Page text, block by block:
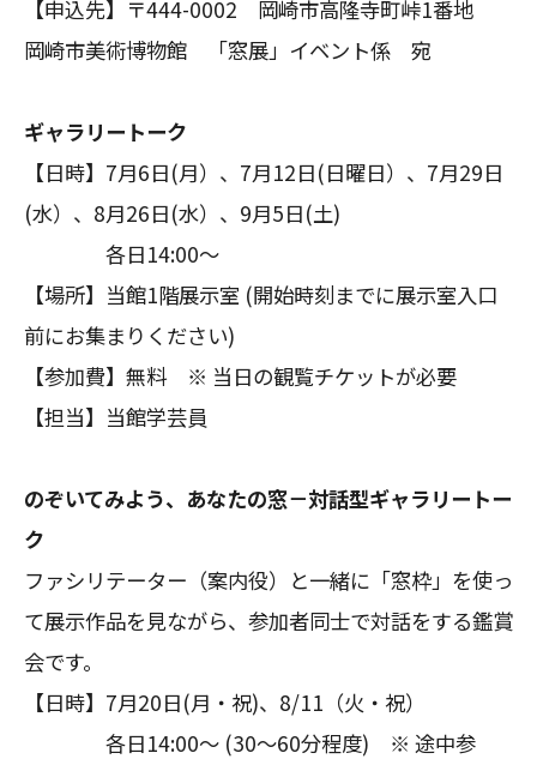
【申込先】〒444-0002 岡崎市高隆寺町峠1番地
岡崎市美術博物館 「窓展」イベント係 宛
ギャラリートーク
【日時】7月6日(月）、7月12日(日曜日）、7月29日
(水）、8月26日(水）、9月5日(土)
各日14:00～
【場所】当館1階展示室 (開始時刻までに展示室入口
前にお集まりください)
【参加費】無料 ※ 当日の観覧チケットが必要
【担当】当館学芸員
のぞいてみよう、あなたの窓－対話型ギャラリートー
ク
ファシリテーター（案内役）と一緒に「窓枠」を使っ
て展示作品を見ながら、参加者同士で対話をする鑑賞
会です。
【日時】7月20日(月・祝)、8/11（火・祝）
各日14:00～ (30～60分程度) ※ 途中参